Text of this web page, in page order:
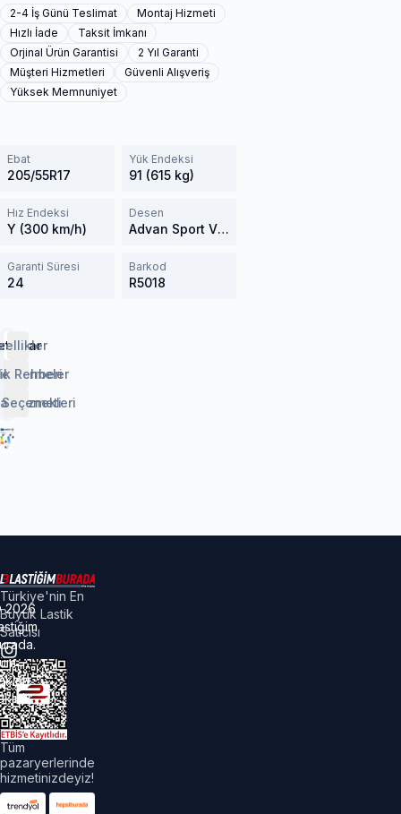
2-4 İş Günü Teslimat
Montaj Hizmeti
Hızlı İade
Taksit İmkanı
Orjinal Ürün Garantisi
2 Yıl Garanti
Müşteri Hizmetleri
Güvenli Alışveriş
Yüksek Memnuniyet
Ebat
205/55R17
Yük Endeksi
91 (615 kg)
Hız Endeksi
Y (300 km/h)
Desen
Advan Sport V105
Garanti Süresi
24
Barkod
R5018
Rehberi
Hizmeti
Türkiye'nin En
Büyük Lastik
Satıcısı
Tüm
pazaryerlerinde
hizmetinizdeyiz!
2026